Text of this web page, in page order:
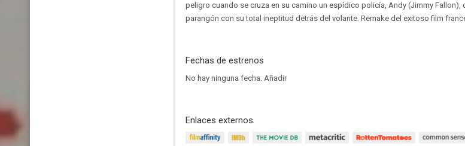
peligro cuando se cruza en su camino un espídico policía, Andy (Jimmy
parangón con su total ineptitud detrás del volante. Remake del exitoso film
Fechas de estrenos
No hay ninguna fecha. Añadir
Enlaces externos